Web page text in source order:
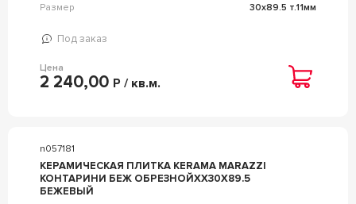
Размер
30x89.5 т.11мм
Под заказ
Цена
2 240,00 Р / кв.м.
n057181
КЕРАМИЧЕСКАЯ ПЛИТКА KERAMA MARAZZI
КОНТАРИНИ БЕЖ ОБРЕЗНОЙXX30X89.5
БЕЖЕВЫЙ